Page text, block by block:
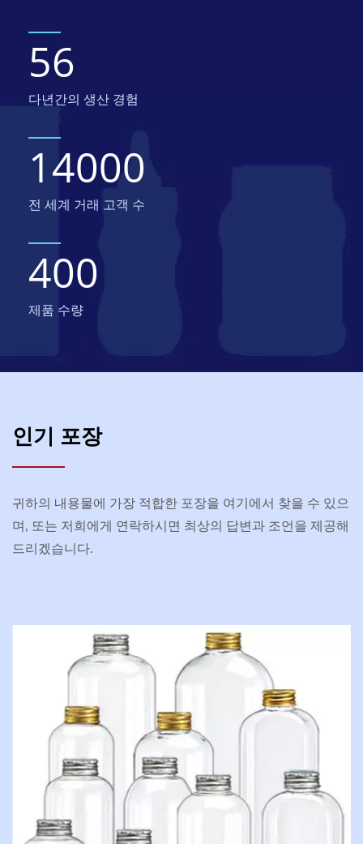
56
다년간의 생산 경험
14000
전 세계 거래 고객 수
400
제품 수량
인기 포장
귀하의 내용물에 가장 적합한 포장을 여기에서 찾을 수 있으
며, 또는 저희에게 연락하시면 최상의 답변과 조언을 제공해
드리겠습니다.